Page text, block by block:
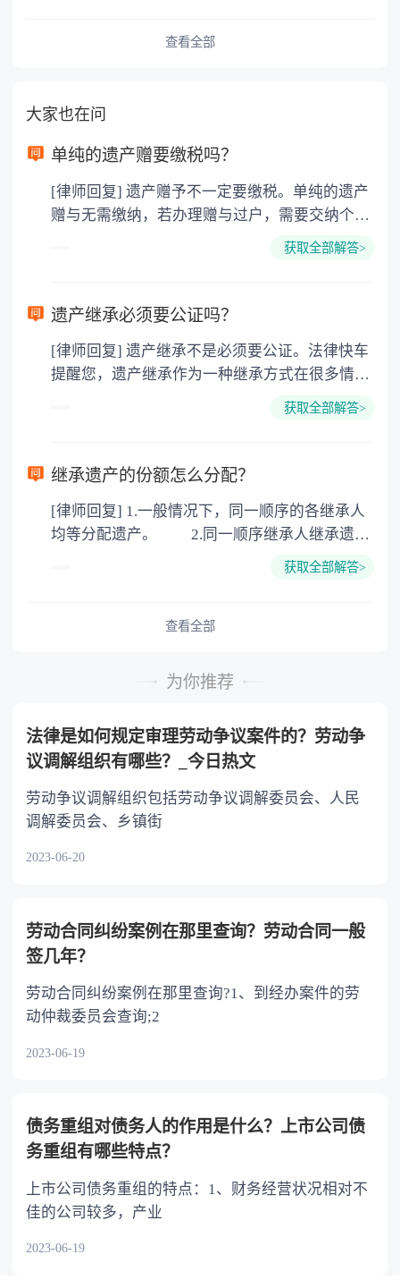
查看全部
大家也在问
单纯的遗产赠要缴税吗？
[律师回复] 遗产赠予不一定要缴税。单纯的遗产
赠与无需缴纳，若办理赠与过户，需要交纳个人
所得税、契税和公证费。赠与过户是没有增值税
要缴纳公证费，具体如下： 1. 公证费：按房
3. 印花税：按房屋评估价的0.05%缴纳 4. 土
地增值税：按房价1%缴纳 5. 房屋产权登记费：
获取全部解答>
遗产继承必须要公证吗？
[律师回复] 遗产继承不是必须要公证。法律快车
提醒您，遗产继承作为一种继承方式在很多情况
下都是不需要公证的，当然，如果需要公正的也
以防对财产继承发生纠纷，可以对遗产继承进行
公证。
获取全部解答>
继承遗产的份额怎么分配？
[律师回复] 1.一般情况下，同一顺序的各继承人
均等分配遗产。 2.同一顺序继承人继承遗产
或者与被继承人共同生活的继承人，分配遗产
的继承人，不尽扶养义务的，分配遗产时，应当
获取全部解答>
查看全部
为你推荐
法律是如何规定审理劳动争议案件的？劳动争
议调解组织有哪些？_今日热文
劳动争议调解组织包括劳动争议调解委员会、人民
调解委员会、乡镇街
2023-06-20
劳动合同纠纷案例在那里查询？劳动合同一般
签几年？
劳动合同纠纷案例在那里查询?1、到经办案件的劳
动仲裁委员会查询;2
2023-06-19
债务重组对债务人的作用是什么？上市公司债
务重组有哪些特点？
上市公司债务重组的特点：1、财务经营状况相对不
佳的公司较多，产业
2023-06-19